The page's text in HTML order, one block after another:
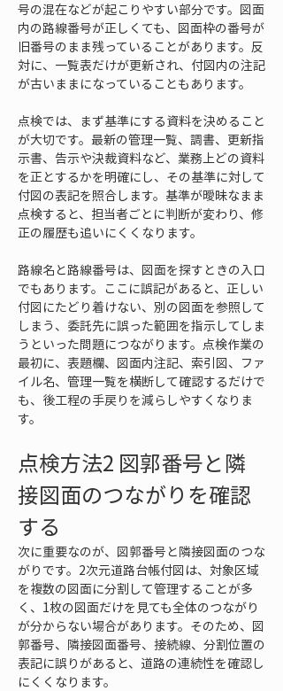
号の混在などが起こりやすい部分です。図面
内の路線番号が正しくても、図面枠の番号が
旧番号のまま残っていることがあります。反
対に、一覧表だけが更新され、付図内の注記
が古いままになっていることもあります。
点検では、まず基準にする資料を決めること
が大切です。最新の管理一覧、調書、更新指
示書、告示や決裁資料など、業務上どの資料
を正とするかを明確にし、その基準に対して
付図の表記を照合します。基準が曖昧なまま
点検すると、担当者ごとに判断が変わり、修
正の履歴も追いにくくなります。
路線名と路線番号は、図面を探すときの入口
でもあります。ここに誤記があると、正しい
付図にたどり着けない、別の図面を参照して
しまう、委託先に誤った範囲を指示してしま
うといった問題につながります。点検作業の
最初に、表題欄、図面内注記、索引図、ファ
イル名、管理一覧を横断して確認するだけで
も、後工程の手戻りを減らしやすくなりま
す。
点検方法2 図郭番号と隣
接図面のつながりを確認
する
次に重要なのが、図郭番号と隣接図面のつな
がりです。2次元道路台帳付図は、対象区域
を複数の図面に分割して管理することが多
く、1枚の図面だけを見ても全体のつながり
が分からない場合があります。そのため、図
郭番号、隣接図面番号、接続線、分割位置の
表記に誤りがあると、道路の連続性を確認し
にくくなります。